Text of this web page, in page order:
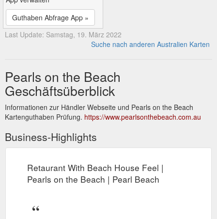
Guthaben Abfrage App »
Last Update: Samstag, 19. März 2022
Suche nach anderen Australien Karten
Pearls on the Beach
Geschäftsüberblick
Informationen zur Händler Webseite und Pearls on the Beach
Kartenguthaben Prüfung. https://www.pearlsonthebeach.com.au
Business-Highlights
Retaurant With Beach House Feel |
Pearls on the Beach | Pearl Beach